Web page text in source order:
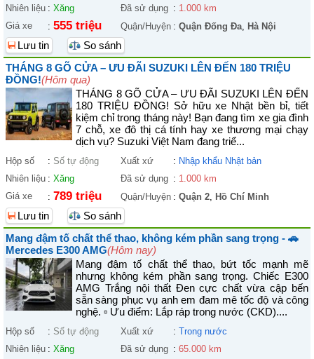
Nhiên liệu : Xăng Đã sử dụng : 1.000 km
Giá xe
: 555 triệu Quận/Huyện : Quận Đống Đa, Hà Nội
Lưu tin
So sánh
THÁNG 8 GÕ CỬA – ƯU ĐÃI SUZUKI LÊN ĐẾN 180 TRIỆU
ĐỒNG!(Hôm qua)
THÁNG 8 GÕ CỬA – ƯU ĐÃI SUZUKI LÊN ĐẾN
180 TRIỆU ĐỒNG! Sở hữu xe Nhật bền bỉ, tiết
kiệm chỉ trong tháng này! Bạn đang tìm xe gia đình
7 chỗ, xe đô thị cá tính hay xe thương mại chạy
dịch vụ? Suzuki Việt Nam đang triể...
Hộp số : Số tự động Xuất xứ : Nhập khẩu Nhật bản
Nhiên liệu : Xăng Đã sử dụng : 1.000 km
Giá xe
: 789 triệu Quận/Huyện : Quận 2, Hồ Chí Minh
Lưu tin
So sánh
Mang đậm tố chất thể thao, không kém phần sang trọng - 🚗
Mercedes E300 AMG(Hôm nay)
Mang đậm tố chất thể thao, bứt tốc mạnh mẽ
nhưng không kém phần sang trọng. Chiếc E300
AMG Trắng nội thất Đen cực chất vừa cập bến
sẵn sàng phục vụ anh em đam mê tốc độ và công
nghệ. ▫ Ưu điểm: Lắp ráp trong nước (CKD)....
Hộp số : Số tự động Xuất xứ : Trong nước
Nhiên liệu : Xăng Đã sử dụng : 65.000 km